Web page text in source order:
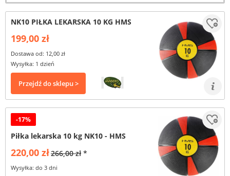
NK10 PIŁKA LEKARSKA 10 KG HMS
199,00 zł
Dostawa od: 12,00 zł
Wysyłka: 1 dzień
Przejdź do sklepu >
-17%
Piłka lekarska 10 kg NK10 - HMS
220,00 zł266,00 zł *
Wysyłka: do 3 dni